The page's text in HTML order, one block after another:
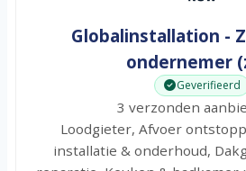
Globalinstallation -
ondernemer
Geverifieerd
3 verzonden
Loodgieter, Afvoer
installatie & onderhoud,